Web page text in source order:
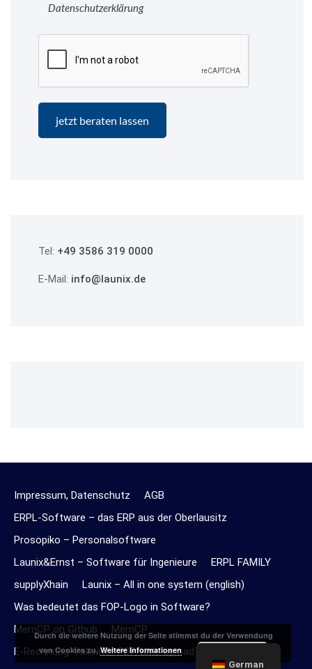
Datenschutzerklärung
Tel: +49 3586 319 0000
E-Mail: info@launix.de
Impressum, Datenschutz
AGB
ERPL-Software – das ERP aus der Oberlausitz
Prosopiko – Personalsoftware
Launix&Ernst – Software für Ingenieure
ERPL FAMILY
supplyXhain
Launix – All in one system (english)
Was bedeutet das FOP-Logo in Software?
MemCP on Github
MemCP
E-Rechnung-Validator PDF/XML Upload Online
German
Durch die weitere Nutzung der Seite stimmst du der Verwendung
von Cookies zu.Weitere Informationen